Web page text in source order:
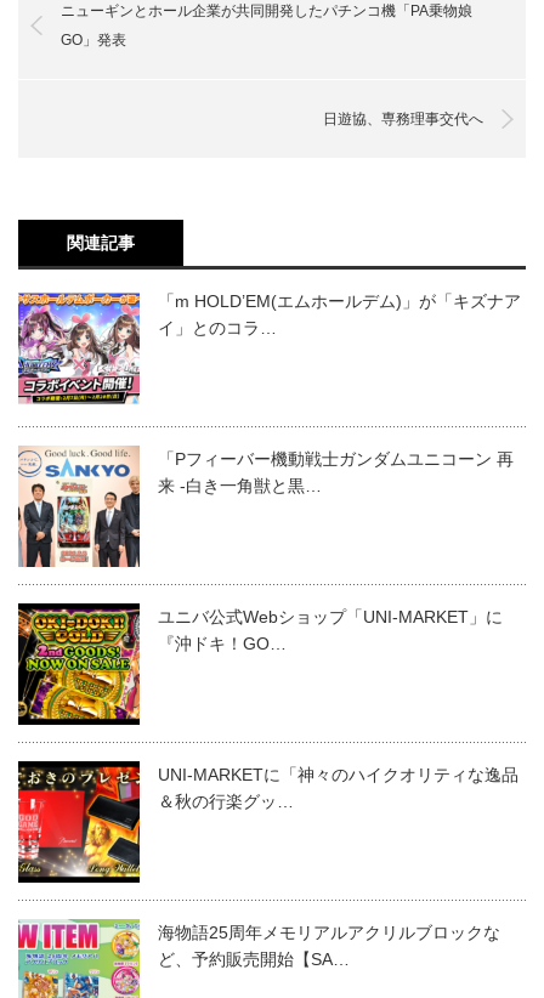
ニューギンとホール企業が共同開発したパチンコ機「PA乗物娘
GO」発表
日遊協、専務理事交代へ
関連記事
「m HOLD’EM(エムホールデム)」が「キズナア
イ」とのコラ…
「Pフィーバー機動戦士ガンダムユニコーン 再
来 -白き一角獣と黒…
ユニバ公式Webショップ「UNI-MARKET」に
『沖ドキ！GO…
UNI-MARKETに「神々のハイクオリティな逸品
＆秋の行楽グッ…
海物語25周年メモリアルアクリルブロックな
ど、予約販売開始【SA…